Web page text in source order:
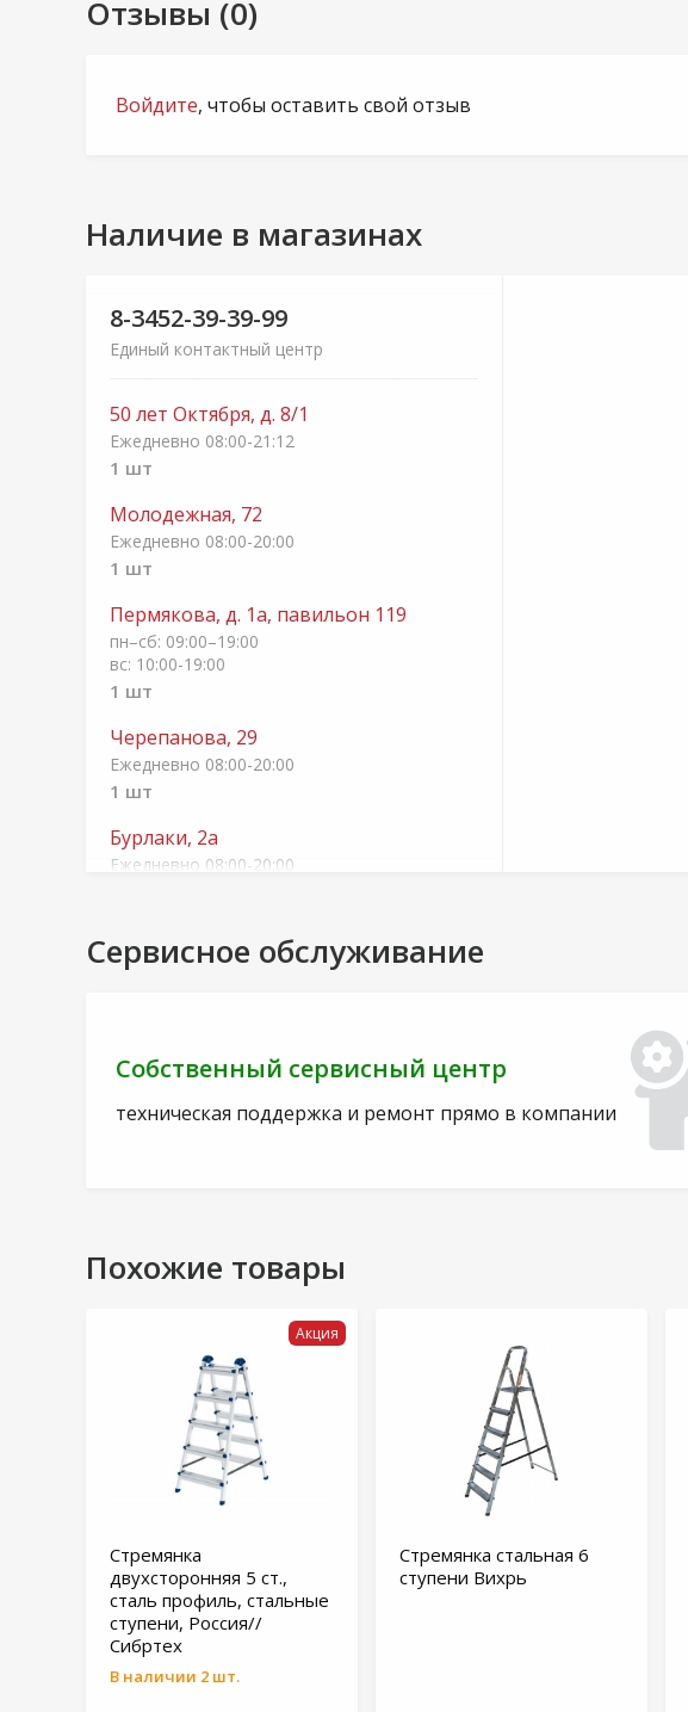
Отзывы (0)
Войдите, чтобы оставить свой отзыв
Наличие в магазинах
8-3452-39-39-99
Единый контактный центр
50 лет Октября, д. 8/1
Ежедневно 08:00-21:12
1 шт
Молодежная, 72
Ежедневно 08:00-20:00
1 шт
Пермякова, д. 1а, павильон 119
пн–сб: 09:00–19:00
вс: 10:00-19:00
1 шт
Черепанова, 29
Ежедневно 08:00-20:00
1 шт
Бурлаки, 2а
Ежедневно 08:00-20:00
Цена на сайте действует только при
оформлении заказа через интернет-магазин
Сервисное обслуживание
Собственный сервисный центр
техническая поддержка и ремонт прямо в компании
Похожие товары
Акция
Стремянка
двухсторонняя 5 ст.,
сталь профиль, стальные
ступени, Россия//
Сибртех
В наличии 2 шт.
Стремянка стальная 6
ступени Вихрь